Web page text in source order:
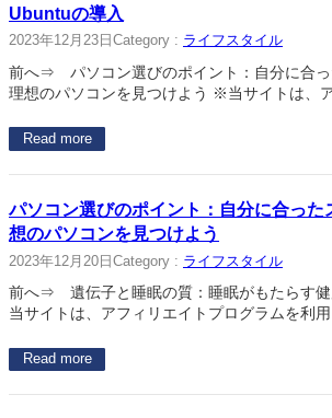
Ubuntuの導入
2023年12月23日 Category : ライフスタイル
前へ⇒ パソコン選びのポイント：自分に合っ
理想のパソコンを見つけよう ※当サイトは、
Read more
パソコン選びのポイント：自分に合った
想のパソコンを見つけよう
2023年12月20日 Category : ライフスタイル
前へ⇒ 遺伝子と睡眠の質：睡眠がもたらす
当サイトは、アフィリエイトプログラムを利
Read more